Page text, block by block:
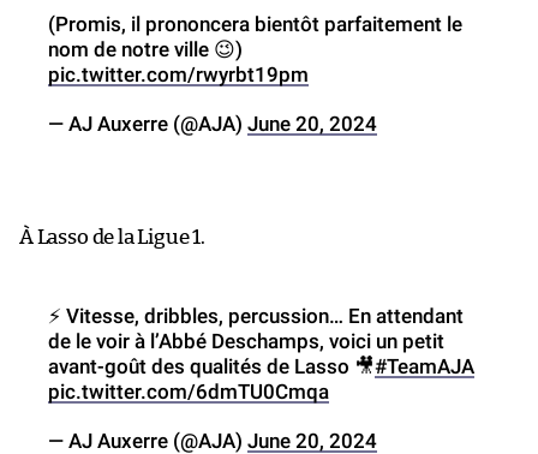
(Promis, il prononcera bientôt parfaitement le
nom de notre ville 😉)
pic.twitter.com/rwyrbt19pm
— AJ Auxerre (@AJA) June 20, 2024
À Lasso de la Ligue 1.
⚡ Vitesse, dribbles, percussion… En attendant
de le voir à l’Abbé Deschamps, voici un petit
avant-goût des qualités de Lasso 🎥#TeamAJA
pic.twitter.com/6dmTU0Cmqa
— AJ Auxerre (@AJA) June 20, 2024